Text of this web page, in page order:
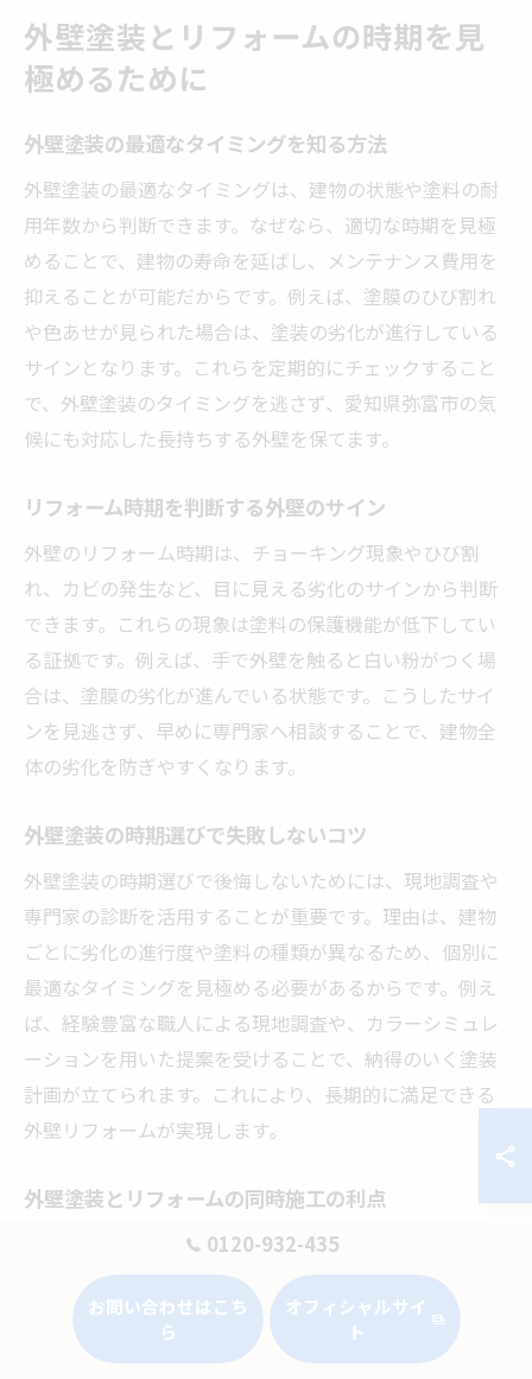
外壁塗装とリフォームの時期を見
極めるために
外壁塗装の最適なタイミングを知る方法
外壁塗装の最適なタイミングは、建物の状態や塗料の耐
用年数から判断できます。なぜなら、適切な時期を見極
めることで、建物の寿命を延ばし、メンテナンス費用を
抑えることが可能だからです。例えば、塗膜のひび割れ
や色あせが見られた場合は、塗装の劣化が進行している
サインとなります。これらを定期的にチェックすること
で、外壁塗装のタイミングを逃さず、愛知県弥富市の気
候にも対応した長持ちする外壁を保てます。
リフォーム時期を判断する外壁のサイン
外壁のリフォーム時期は、チョーキング現象やひび割
れ、カビの発生など、目に見える劣化のサインから判断
できます。これらの現象は塗料の保護機能が低下してい
る証拠です。例えば、手で外壁を触ると白い粉がつく場
合は、塗膜の劣化が進んでいる状態です。こうしたサイ
ンを見逃さず、早めに専門家へ相談することで、建物全
体の劣化を防ぎやすくなります。
外壁塗装の時期選びで失敗しないコツ
外壁塗装の時期選びで後悔しないためには、現地調査や
専門家の診断を活用することが重要です。理由は、建物
ごとに劣化の進行度や塗料の種類が異なるため、個別に
最適なタイミングを見極める必要があるからです。例え
ば、経験豊富な職人による現地調査や、カラーシミュレ
ーションを用いた提案を受けることで、納得のいく塗装
計画が立てられます。これにより、長期的に満足できる
外壁リフォームが実現します。
外壁塗装とリフォームの同時施工の利点
外壁塗装とリフォームを同時に行うことで、費用や工期
の面で効率的なメリットが得られます。同時施工によ
り、足場設置や養生などの重複作業を省けるため、全体
のコスト削減や工期短縮につながります。例えば、外壁
0120-932-435
お問い合わせはこち
ら
オフィシャルサイ
ト